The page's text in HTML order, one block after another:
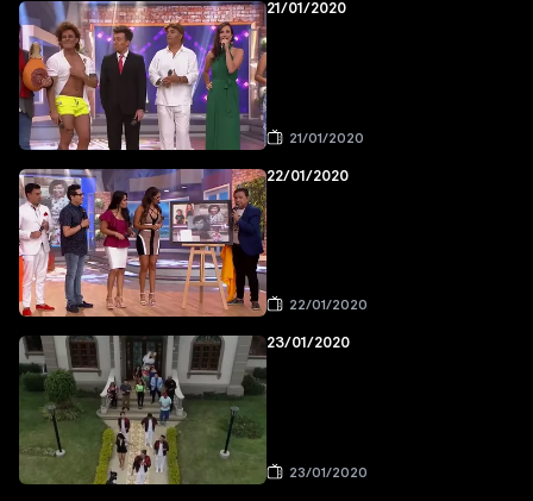
21/01/2020
21/01/2020
22/01/2020
22/01/2020
23/01/2020
23/01/2020